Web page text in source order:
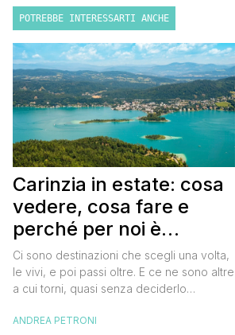
POTREBBE INTERESSARTI ANCHE
Carinzia in estate: cosa
vedere, cosa fare e
perché per noi è
diventata una
destinazione del cuore
Ci sono destinazioni che scegli una volta,
le vivi, e poi passi oltre. E ce ne sono altre
a cui torni, quasi senza deciderlo
richiamarti indietro più che il contrario. Per
ANDREA PETRONI